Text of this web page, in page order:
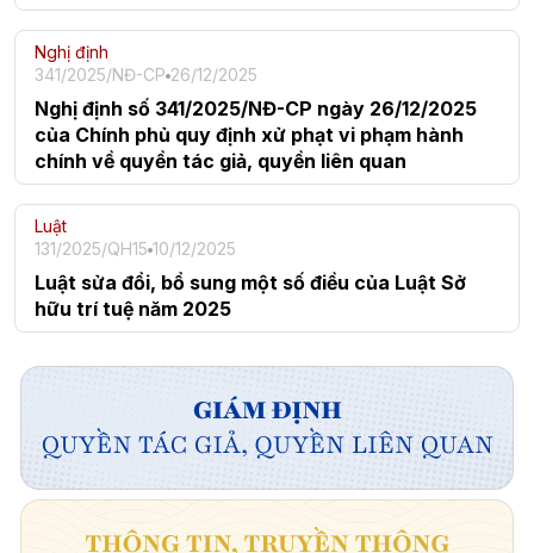
Nghị định
341/2025/NĐ-CP 26/12/2025
Nghị định số 341/2025/NĐ-CP ngày 26/12/2025
của Chính phủ quy định xử phạt vi phạm hành
chính về quyền tác giả, quyền liên quan
Luật
131/2025/QH15 10/12/2025
Luật sửa đổi, bổ sung một số điều của Luật Sở
hữu trí tuệ năm 2025